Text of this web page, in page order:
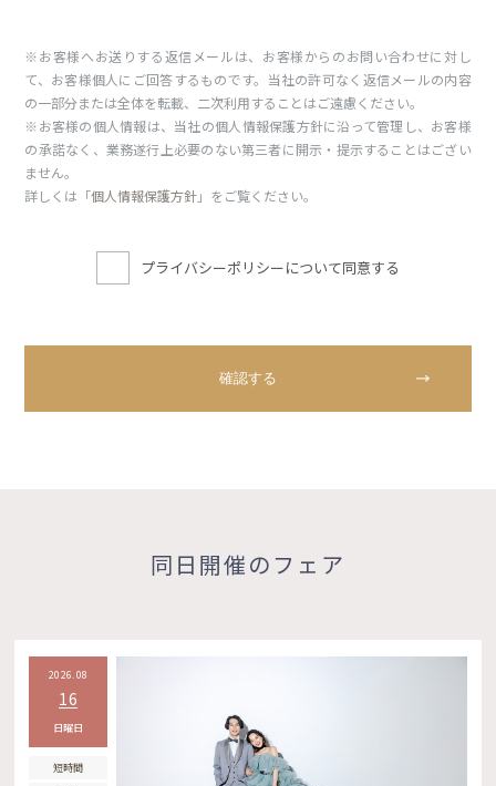
※お客様へお送りする返信メールは、お客様からのお問い合わせに対し
て、お客様個人にご回答するものです。当社の許可なく返信メールの内容
の一部分または全体を転載、二次利用することはご遠慮ください。
※お客様の個人情報は、当社の個人情報保護方針に沿って管理し、お客様
の承諾なく、業務遂行上必要のない第三者に開示・提示することはござい
ません。
詳しくは「個人情報保護方針」をご覧ください。
プライバシーポリシーについて同意する
同日開催のフェア
2026.08
16
日曜日
短時間